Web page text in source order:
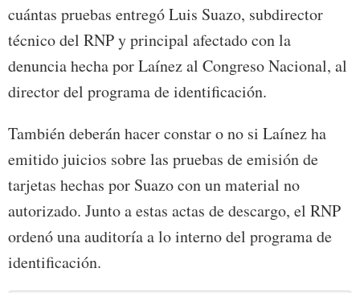
cuántas pruebas entregó Luis Suazo, subdirector
técnico del RNP y principal afectado con la
denuncia hecha por Laínez al Congreso Nacional, al
director del programa de identificación.
También deberán hacer constar o no si Laínez ha
emitido juicios sobre las pruebas de emisión de
tarjetas hechas por Suazo con un material no
autorizado. Junto a estas actas de descargo, el RNP
ordenó una auditoría a lo interno del programa de
identificación.